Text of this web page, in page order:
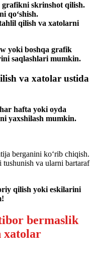
grafikni skrinshot qilish.
qo‘shish.
qilish va xatolarni
yoki boshqa grafik
saqlashlari mumkin.
va xatolar ustida
hafta yoki oyda
yaxshilash mumkin.
berganini ko‘rib chiqish.
va ularni bartaraf
qilish yoki eskilarini
bermaslik
xatolar